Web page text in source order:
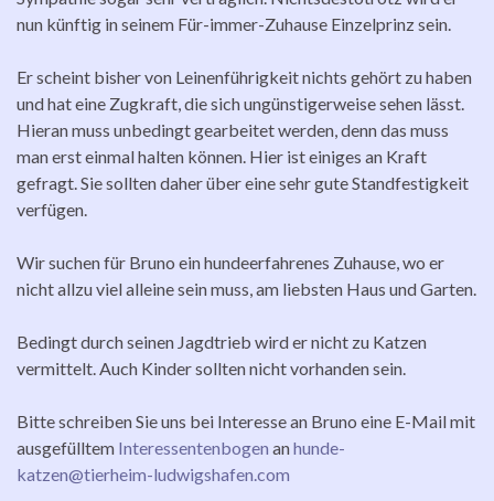
nun künftig in seinem Für-immer-Zuhause Einzelprinz sein.
Er scheint bisher von Leinenführigkeit nichts gehört zu haben
und hat eine Zugkraft, die sich ungünstigerweise sehen lässt.
Hieran muss unbedingt gearbeitet werden, denn das muss
man erst einmal halten können. Hier ist einiges an Kraft
gefragt. Sie sollten daher über eine sehr gute Standfestigkeit
verfügen.
Wir suchen für Bruno ein hundeerfahrenes Zuhause, wo er
nicht allzu viel alleine sein muss, am liebsten Haus und Garten.
Bedingt durch seinen Jagdtrieb wird er nicht zu Katzen
vermittelt. Auch Kinder sollten nicht vorhanden sein.
Bitte schreiben Sie uns bei Interesse an Bruno eine E-Mail mit
ausgefülltem Interessentenbogen anhunde-
katzen@tierheim-ludwigshafen.com